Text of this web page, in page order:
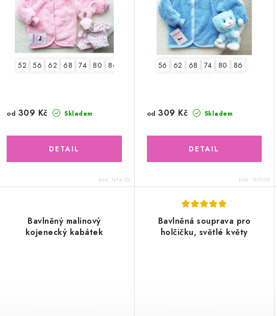
52 56 62 68 74 80 86
Skladem
od 309 Kč
Kód: 1614/52
56 62 68 74 80 86
Skladem
od 309 Kč
Kód: 1617/56
Bavlněný malinový
kojenecký kabátek
Bavlněná souprava pro
holčičku, světlé květy